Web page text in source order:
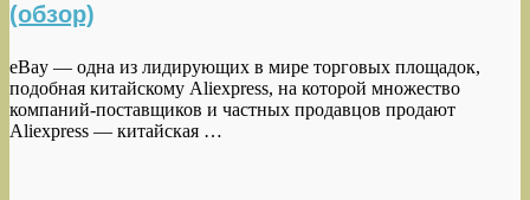
(обзор)
eBay — одна из лидирующих в мире торговых площадок,
подобная китайскому Aliexpress, на которой множество
компаний-поставщиков и частных продавцов продают
Aliexpress — китайская …